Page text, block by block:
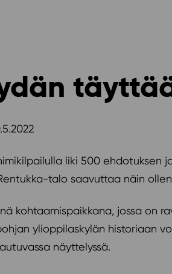
liki 500 ehdotuksen
talo saavuttaa näin
kohtaamispaikkana, jossa on
ylioppilaskylän historiaan
näyttelyssä.